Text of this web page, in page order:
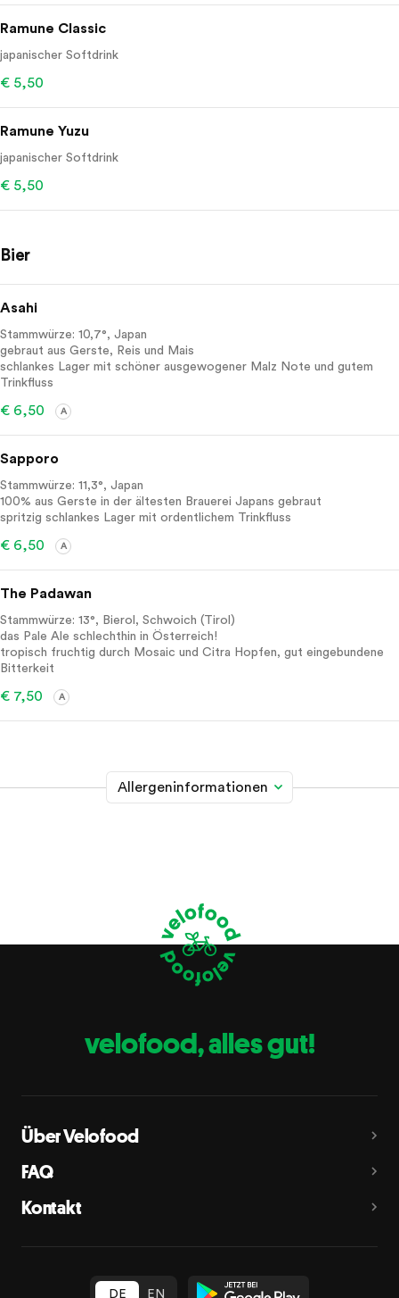
Ramune Classic
japanischer Softdrink
€ 5,50
Ramune Yuzu
japanischer Softdrink
€ 5,50
Bier
Asahi
Stammwürze: 10,7°, Japan
gebraut aus Gerste, Reis und Mais
schlankes Lager mit schöner ausgewogener Malz Note und gutem
Trinkfluss
€ 6,50 A
Sapporo
Stammwürze: 11,3°, Japan
100% aus Gerste in der ältesten Brauerei Japans gebraut
spritzig schlankes Lager mit ordentlichem Trinkfluss
€ 6,50 A
The Padawan
Stammwürze: 13°, Bierol, Schwoich (Tirol)
das Pale Ale schlechthin in Österreich!
tropisch fruchtig durch Mosaic und Citra Hopfen, gut eingebundene
Bitterkeit
€ 7,50 A
Allergeninformationen
C Eier
Paranüsse, Pistazien, Macadamianüsse
in Konzentration von mehr als 10 mg/kg oder 10 mg/l als
velofood, alles gut!
Über Velofood
FAQ
Kontakt